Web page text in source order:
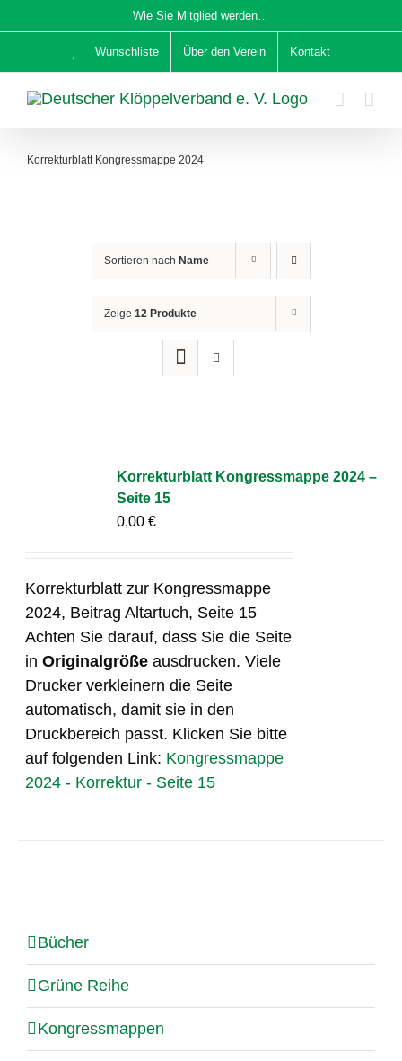
Inhalt
Wie Sie Mitglied werden…
Wunschliste Über den Verein Kontakt
Korrekturblatt Kongressmappe 2024
Sortieren nach Name
Zeige 12 Produkte
Korrekturblatt Kongressmappe 2024 –
Seite 15
0,00€
Korrekturblatt zur Kongressmappe
2024, Beitrag Altartuch, Seite 15
Achten Sie darauf, dass Sie die Seite
inOriginalgröße ausdrucken. Viele
Drucker verkleinern die Seite
automatisch, damit sie in den
Druckbereich passt. Klicken Sie bitte
auf folgenden Link: Kongressmappe
2024 - Korrektur - Seite 15
Bücher
Grüne Reihe
Kongressmappen